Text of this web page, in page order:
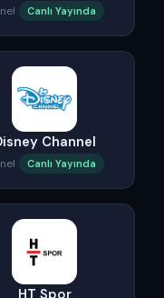
Canlı Yayında
Channel
Canlı Yayında